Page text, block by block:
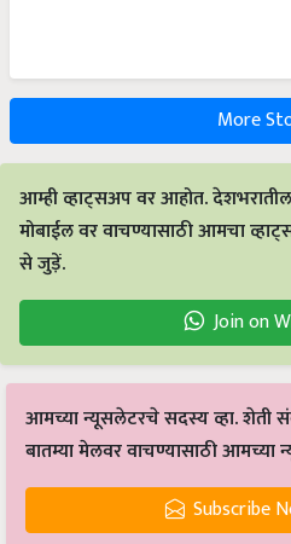
More
आम्ही व्हाट्सअप वर आहोत. देशभरातील
मोबाईल वर वाचण्यासाठी आमचा
से जुड़ें.
Join on
आमच्या न्यूसलेटरचे सदस्य व्हा. शेती
बातम्या मेलवर वाचण्यासाठी आमच्या
Subscribe